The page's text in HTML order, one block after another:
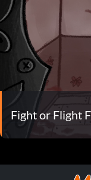
Fight or Flight